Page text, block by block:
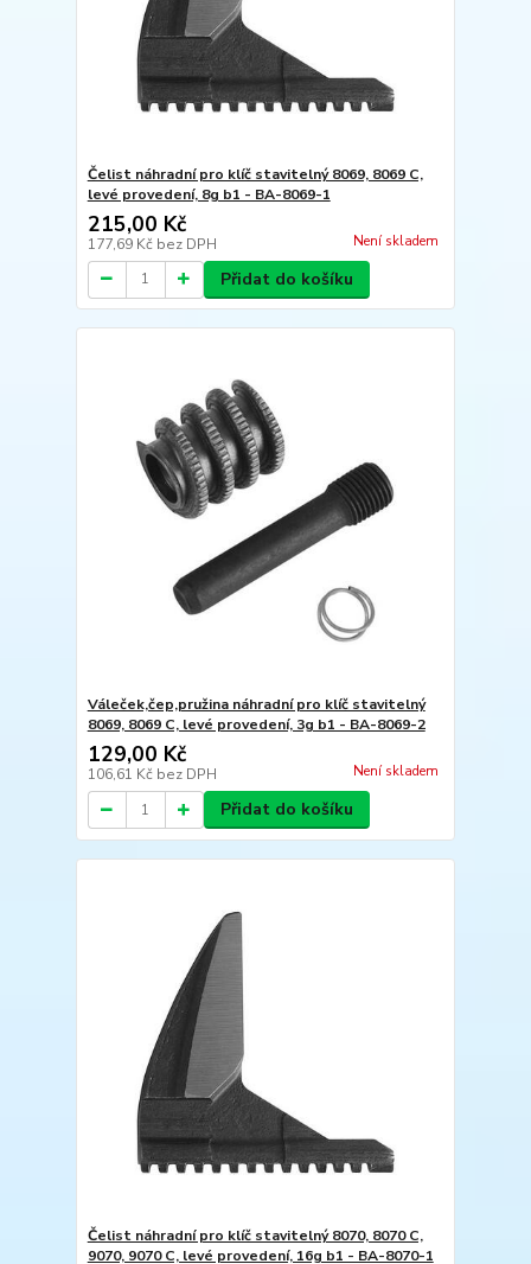
Čelist náhradní pro klíč stavitelný 8069, 8069 C,
levé provedení, 8g b1 - BA-8069-1
215,00 Kč
177,69 Kč bez DPH Není skladem
Přidat do košíku
Váleček,čep,pružina náhradní pro klíč stavitelný
8069, 8069 C, levé provedení, 3g b1 - BA-8069-2
129,00 Kč
106,61 Kč bez DPH Není skladem
Přidat do košíku
Čelist náhradní pro klíč stavitelný 8070, 8070 C,
9070, 9070 C, levé provedení, 16g b1 - BA-8070-1